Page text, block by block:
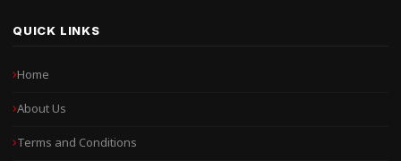
QUICK LINKS
Home
About Us
Terms and Conditions